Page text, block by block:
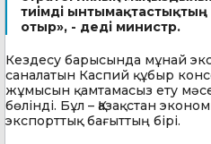
тиімді
отыр», - деді министр.
Кездесу барысында мұнай
саналатын Каспий құбыр
жұмысын қамтамасыз ету
бөлінді. Бұл – Қазақстан
экспорттық бағыттың бірі.